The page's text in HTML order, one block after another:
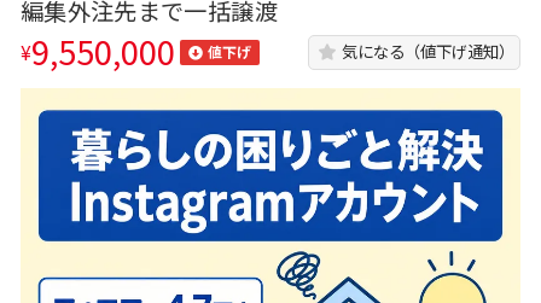
編集外注先まで一括譲渡
¥9,550,000 値下げ 気になる（値下げ通知）